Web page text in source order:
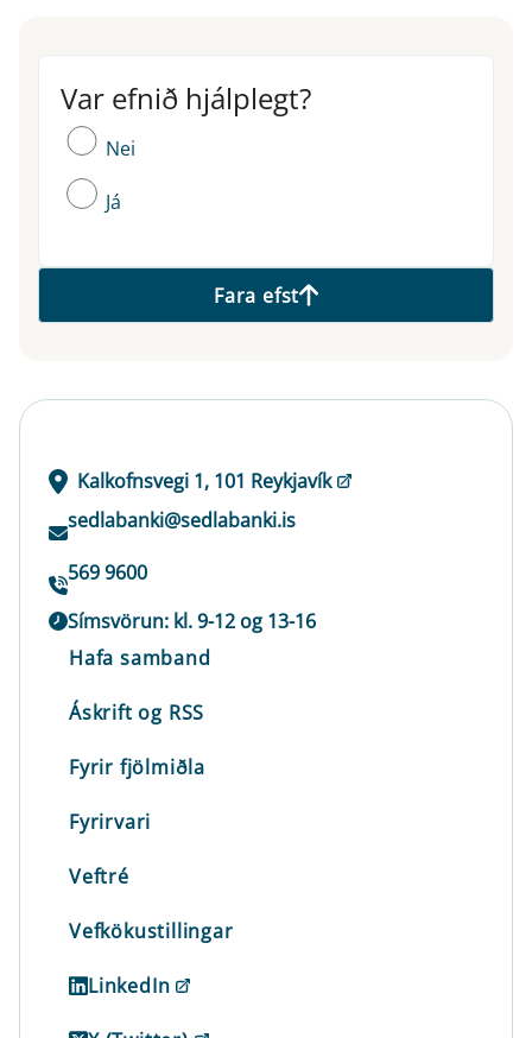
Var efnið hjálplegt?
Var efnið hjálplegt?
Nei
Já
Fara efst
Kalkofnsvegi 1, 101 Reykjavík
sedlabanki@sedlabanki.is
569 9600
Símsvörun: kl. 9-12 og 13-16
Hafa samband
Áskrift og RSS
Fyrir fjölmiðla
Fyrirvari
Veftré
Vefkökustillingar
LinkedIn